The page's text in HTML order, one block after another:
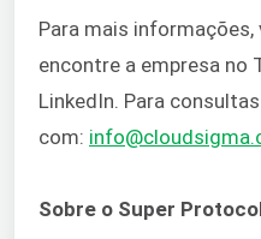
Para mais
encontre a empresa no
LinkedIn. Para
com:
Sobre o Super